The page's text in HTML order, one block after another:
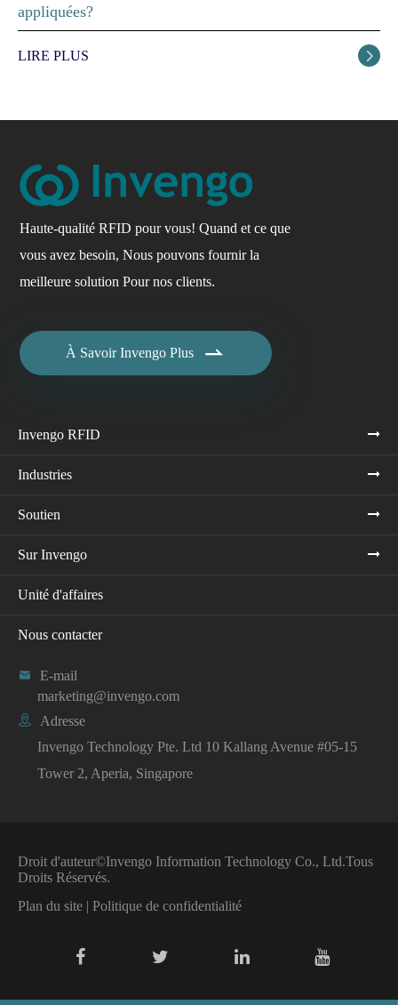
appliquées?
LIRE PLUS 
Haute-qualité RFID pour vous! Quand et ce que
vous avez besoin, Nous pouvons fournir la
meilleure solution Pour nos clients.
À Savoir Invengo Plus 
Invengo RFID
Industries
Soutien
Sur Invengo
Unité d'affaires
Nous contacter

E-mail
marketing@invengo.com

Adresse
Invengo Technology Pte. Ltd 10 Kallang Avenue #05-15
Tower 2, Aperia, Singapore
Droit d'auteur©Invengo Information Technology Co., Ltd.Tous
Droits Réservés.
Plan du site | Politique de confidentialité